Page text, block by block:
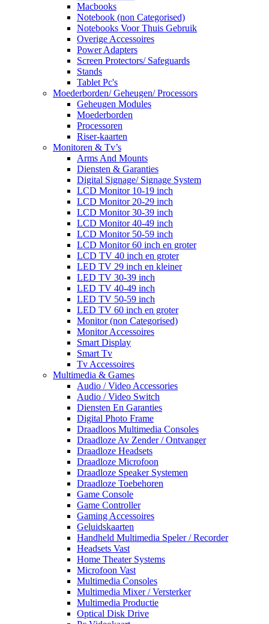
Macbooks
Notebook (non Categorised)
Notebooks Voor Thuis Gebruik
Overige Accessoires
Power Adapters
Screen Protectors/ Safeguards
Stands
Tablet Pc's
Moederborden/ Geheugen/ Processors
Geheugen Modules
Moederborden
Processoren
Riser-kaarten
Monitoren & Tv’s
Arms And Mounts
Diensten & Garanties
Digital Signage/ Signage System
LCD Monitor 10-19 inch
LCD Monitor 20-29 inch
LCD Monitor 30-39 inch
LCD Monitor 40-49 inch
LCD Monitor 50-59 inch
LCD Monitor 60 inch en groter
LCD TV 40 inch en groter
LED TV 29 inch en kleiner
LED TV 30-39 inch
LED TV 40-49 inch
LED TV 50-59 inch
LED TV 60 inch en groter
Monitor (non Categorised)
Monitor Accessoires
Smart Display
Smart Tv
Tv Accessoires
Multimedia & Games
Audio / Video Accessories
Audio / Video Switch
Diensten En Garanties
Digital Photo Frame
Draadloos Multimedia Consoles
Draadloze Av Zender / Ontvanger
Draadloze Headsets
Draadloze Microfoon
Draadloze Speaker Systemen
Draadloze Toebehoren
Game Console
Game Controller
Gaming Accessoires
Geluidskaarten
Handheld Multimedia Speler / Recorder
Headsets Vast
Home Theater Systems
Microfoon Vast
Multimedia Consoles
Multimedia Mixer / Versterker
Multimedia Productie
Optical Disk Drive